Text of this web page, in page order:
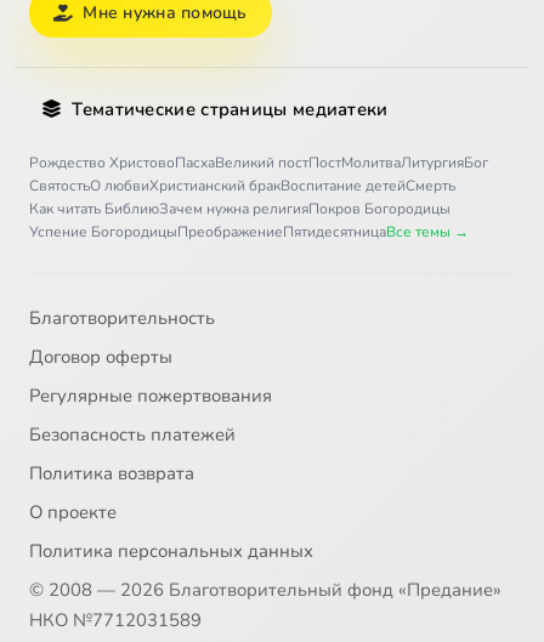
Мне нужна помощь
Тематические страницы медиатеки
Рождество ХристовоПасхаВеликий постПостМолитваЛитургияБог
СвятостьО любвиХристианский бракВоспитание детейСмерть
Как читать БиблиюЗачем нужна религияПокров Богородицы
Успение БогородицыПреображениеПятидесятницаВсе темы →
Благотворительность
Договор оферты
Регулярные пожертвования
Безопасность платежей
Политика возврата
О проекте
Политика персональных данных
© 2008 — 2026 Благотворительный фонд «Предание»
НКО №7712031589